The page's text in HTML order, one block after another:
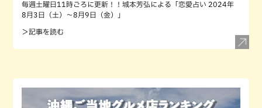
毎週土曜日11時ごろに更新！！城本芳弘による「恋愛占い 2024年
8月3日（土）～8月9日（金）」
＞記事を読む